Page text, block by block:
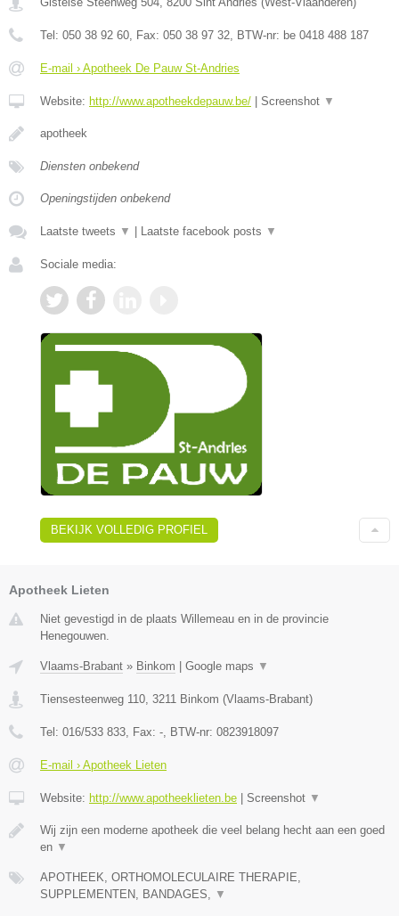
Tel: 050 38 92 60, Fax: 050 38 97 32, BTW-nr: be 0418 488 187
E-mail › Apotheek De Pauw St-Andries
Website: http://www.apotheekdepauw.be/ Screenshot ▼
apotheek
Diensten onbekend
Openingstijden onbekend
Laatste tweets ▼ Laatste facebook posts ▼
Sociale media:
BEKIJK VOLLEDIG PROFIEL
Apotheek Lieten
Niet gevestigd in de plaats Willemeau en in de provincie
Henegouwen.
Vlaams-Brabant » Binkom Google maps ▼
Tiensesteenweg 110 3211 Binkom (Vlaams-Brabant)
Tel: 016/533 833 , Fax: - , BTW-nr: 0823918097
E-mail › Apotheek Lieten
Website: http://www.apotheeklieten.be Screenshot ▼
Wij zijn een moderne apotheek die veel belang hecht aan een goed
en ▼
APOTHEEK, ORTHOMOLECULAIRE THERAPIE,
SUPPLEMENTEN, BANDAGES,
▼